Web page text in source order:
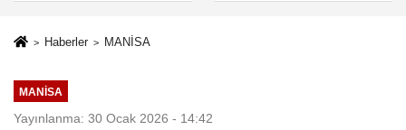
Haberler MANİSA
MANİSA
Yayınlanma: 30 Ocak 2026 - 14:42